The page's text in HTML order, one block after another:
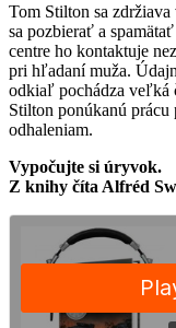
Tom Stilton sa
sa pozbierať a
centre ho kontaktuje
pri hľadaní muža.
odkiaľ pochádza veľká
Stilton ponúkanú
odhaleniam.
Vypočujte si úryvok.
Z knihy číta Alfréd